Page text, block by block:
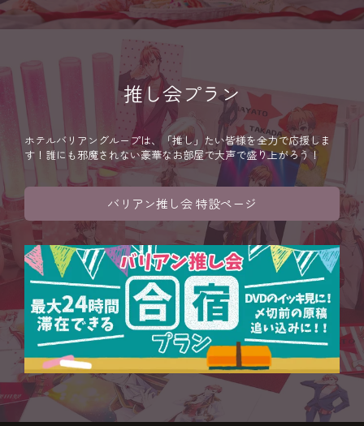
推し会プラン
ホテルバリアングループは、「推し」たい皆様を全力で応援しま
す！誰にも邪魔されない豪華なお部屋で大声で盛り上がろう！
バリアン推し会 特設ページ